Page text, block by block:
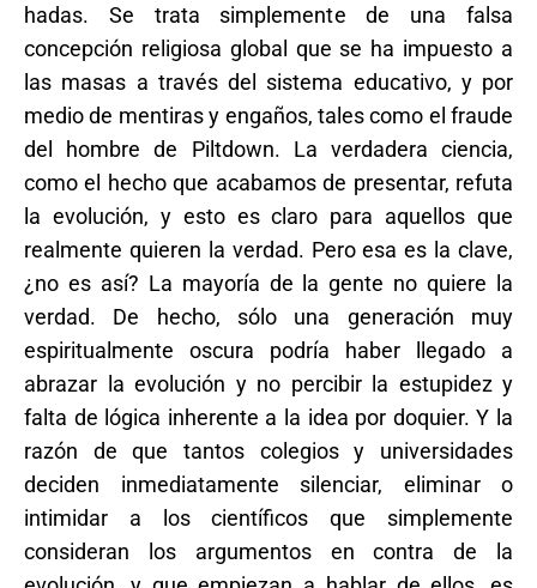
hadas. Se trata simplemente de una falsa
concepción religiosa global que se ha impuesto a
las masas a través del sistema educativo, y por
medio de mentiras y engaños, tales como el fraude
del hombre de Piltdown. La verdadera ciencia,
como el hecho que acabamos de presentar, refuta
la evolución, y esto es claro para aquellos que
realmente quieren la verdad. Pero esa es la clave,
¿no es así? La mayoría de la gente no quiere la
verdad. De hecho, sólo una generación muy
espiritualmente oscura podría haber llegado a
abrazar la evolución y no percibir la estupidez y
falta de lógica inherente a la idea por doquier. Y la
razón de que tantos colegios y universidades
deciden inmediatamente silenciar, eliminar o
intimidar a los científicos que simplemente
consideran los argumentos en contra de la